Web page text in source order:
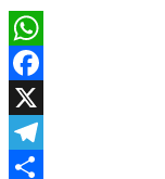
WhatsApp
Facebook
X
Telegram